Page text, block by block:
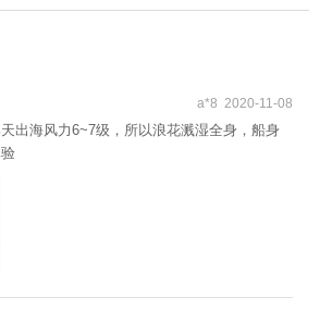
a*8 2020-11-08
出海风力6~7级，所以浪花溅湿全身，船身